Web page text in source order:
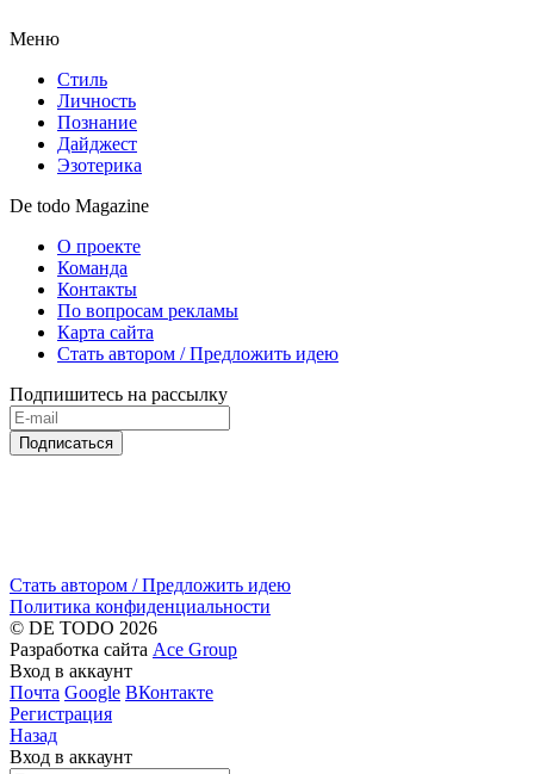
Меню
Стиль
Личность
Познание
Дайджест
Эзотерика
De todo Magazine
О проекте
Команда
Контакты
По вопросам рекламы
Карта сайта
Стать автором / Предложить идею
Подпишитесь на рассылку
Подписаться
Стать автором / Предложить идею
Политика конфиденциальности
© DE TODO 2026
Разработка сайта Ace Group
Вход в аккаунт
Почта Google ВКонтакте
Регистрация
Назад
Вход в аккаунт